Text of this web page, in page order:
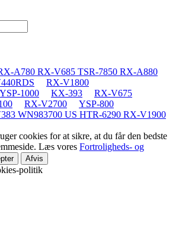
A780 RX-V685 TSR-7850 RX-A880
RX-V1800
1000
KX-393
RX-V675
RX-V2700
YSP-800
WN983700 US HTR-6290 RX-V1900
cookies for at sikre, at du får den bedste
Læs vores Fortroligheds- og
Afvis
politik